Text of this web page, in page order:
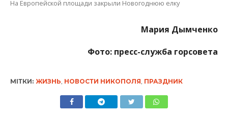
На Европейской площади закрыли Новогоднюю елку
Мария Дымченко
Фото: пресс-служба горсовета
МІТКИ: ЖИЗНЬ, НОВОСТИ НИКОПОЛЯ, ПРАЗДНИК